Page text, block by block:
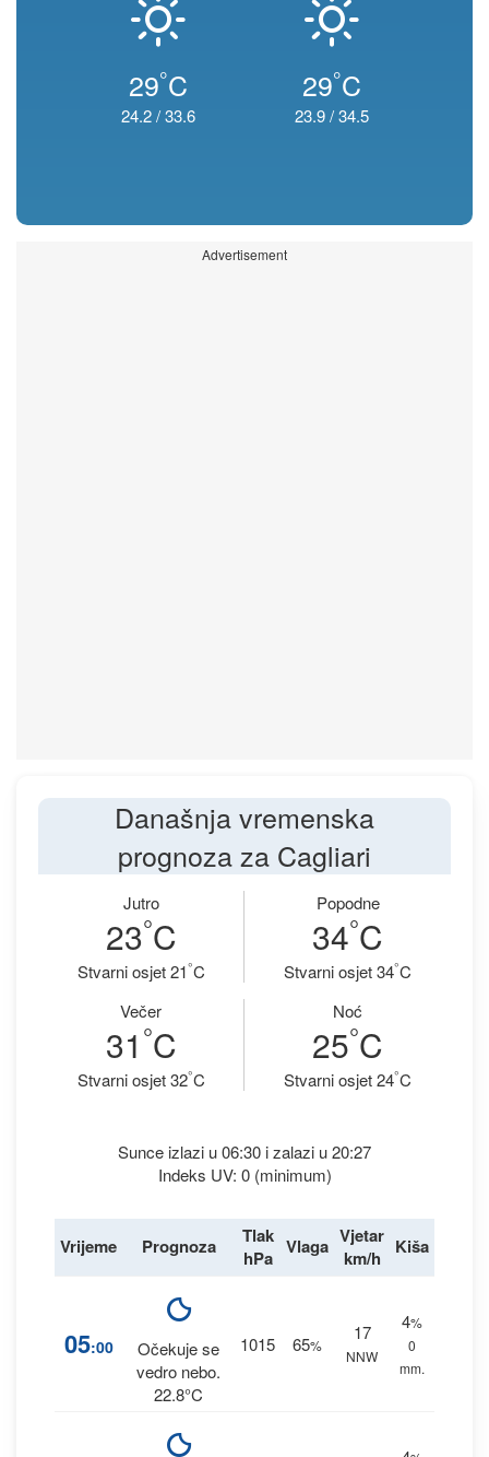
29°C
24.2/33.6
29°C
23.9/34.5
Advertisement
Današnja vremenska
prognoza za Cagliari
Jutro
23°C
Stvarni osjet 21°C
Popodne
34°C
Stvarni osjet 34°C
Večer
31 °C
Stvarni osjet 32°C
Noć
25°C
Stvarni osjet 24°C
Sunce izlazi u 06:30 i zalazi u 20:27
Indeks UV: 0 (minimum)
Vrijeme Prognoza
Tlak
hPa Vlaga Vjetar
km/h
Kiša
05:00
Očekuje se
vedro nebo.
22.8°C
1015 65%
17
NNW
4%
0
mm.